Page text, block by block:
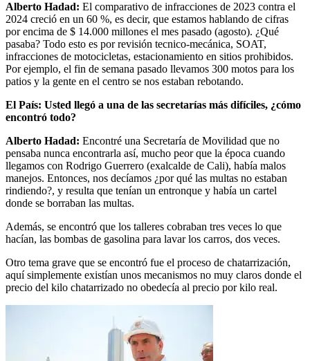
Alberto Hadad: El comparativo de infracciones de 2023 contra el
2024 creció en un 60 %, es decir, que estamos hablando de cifras
por encima de $ 14.000 millones el mes pasado (agosto). ¿Qué
pasaba? Todo esto es por revisión tecnico-mecánica, SOAT,
infracciones de motocicletas, estacionamiento en sitios prohibidos.
Por ejemplo, el fin de semana pasado llevamos 300 motos para los
patios y la gente en el centro se nos estaban rebotando.
El País: Usted llegó a una de las secretarías más difíciles, ¿cómo
encontró todo?
Alberto Hadad: Encontré una Secretaría de Movilidad que no
pensaba nunca encontrarla así, mucho peor que la época cuando
llegamos con Rodrigo Guerrero (exalcalde de Cali), había malos
manejos. Entonces, nos decíamos ¿por qué las multas no estaban
rindiendo?, y resulta que tenían un entronque y había un cartel
donde se borraban las multas.
Además, se encontró que los talleres cobraban tres veces lo que
hacían, las bombas de gasolina para lavar los carros, dos veces.
Otro tema grave que se encontró fue el proceso de chatarrización,
aquí simplemente existían unos mecanismos no muy claros donde el
precio del kilo chatarrizado no obedecía al precio por kilo real.